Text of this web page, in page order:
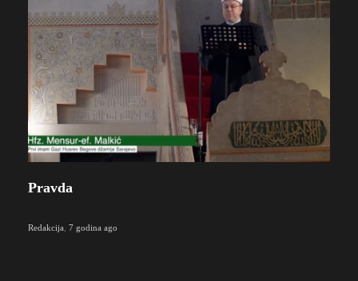
Pravda
Redakcija 7 godina ago